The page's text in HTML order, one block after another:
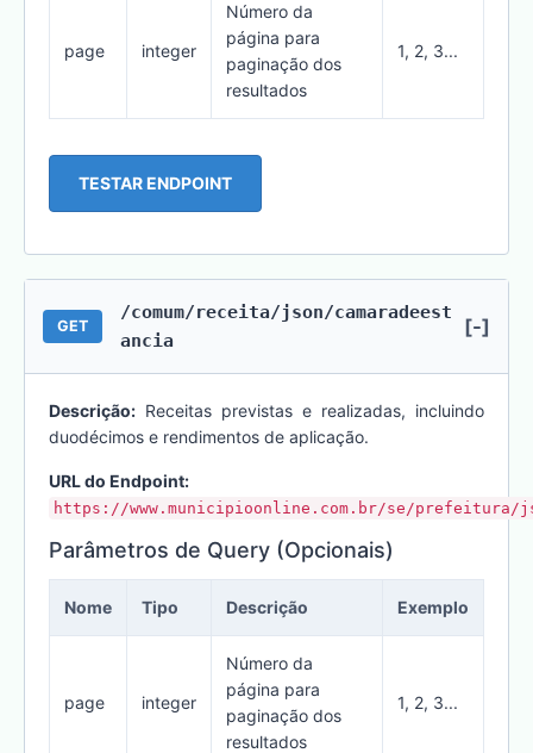
page integer
Número da
página para
paginação dos
resultados
1, 2, 3...
TESTAR ENDPOINT
GET
/comum/receita/json/camaradeest
ancia
[-]
Descrição: Receitas previstas e realizadas, incluindo
duodécimos e rendimentos de aplicação.
URL do Endpoint:
https://www.municipioonline.com.br/se/prefeitura/
Parâmetros de Query (Opcionais)
Nome Tipo Descrição Exemplo
page integer
Número da
página para
paginação dos
resultados
1, 2, 3...